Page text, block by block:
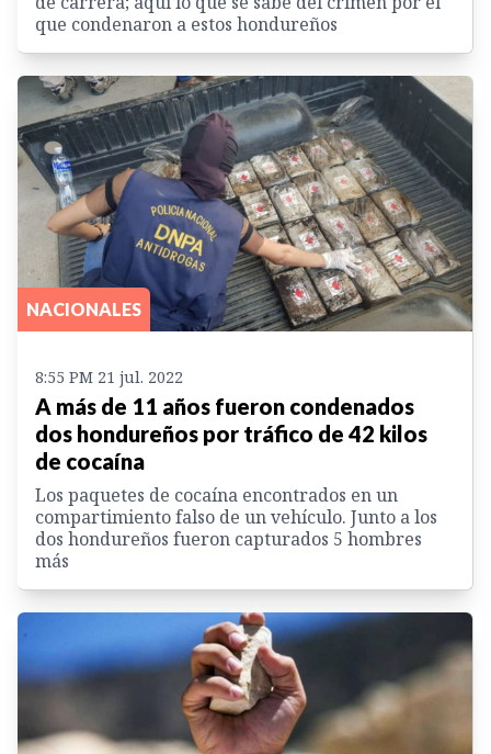
que condenaron a estos hondureños
NACIONALES
8:55 PM 21 jul. 2022
A más de 11 años fueron condenados
dos hondureños por tráfico de 42 kilos
de cocaína
Los paquetes de cocaína encontrados en un
compartimiento falso de un vehículo. Junto a los
dos hondureños fueron capturados 5 hombres
más